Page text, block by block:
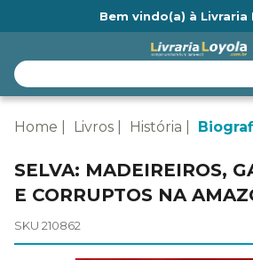
Bem vindo(a) à Livraria
Home Livros História
SELVA: MADEIREIROS,
E CORRUPTOS NA
SKU 210862